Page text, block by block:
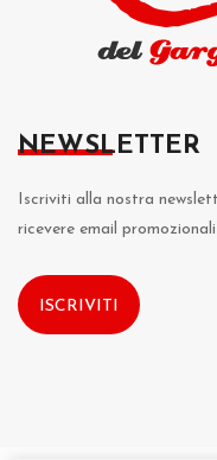
NEWSLETTER
Iscriviti alla nostra
ricevere email
ISCRIVITI